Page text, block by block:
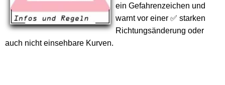
ein Gefahrenzeichen und
warnt vor einer ✅ starken
Richtungsänderung oder
auch nicht einsehbare Kurven.